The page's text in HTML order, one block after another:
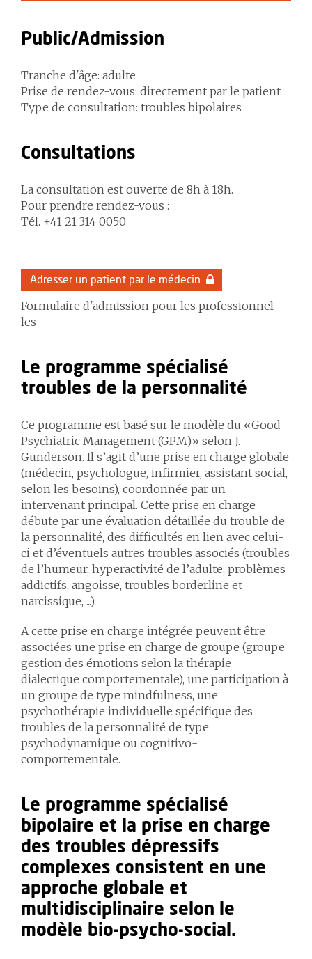
Public/Admission
Tranche d'âge: adulte
Prise de rendez-vous: directement par le patient
Type de consultation: troubles bipolaires
Consultations
La consultation est ouverte de 8h à 18h.
Pour prendre rendez-vous :
Tél. +41 21 314 0050
Adresser un patient par le médecin
Formulaire d'admission pour les professionnel-
les
Le programme spécialisé
troubles de la personnalité
Ce programme est basé sur le modèle du «Good
Psychiatric Management (GPM)» selon J.
Gunderson. Il s’agit d’une prise en charge globale
(médecin, psychologue, infirmier, assistant social,
selon les besoins), coordonnée par un
intervenant principal. Cette prise en charge
débute par une évaluation détaillée du trouble de
la personnalité, des difficultés en lien avec celui-
ci et d’éventuels autres troubles associés (troubles
de l’humeur, hyperactivité de l’adulte, problèmes
addictifs, angoisse, troubles borderline et
narcissique, ...).
A cette prise en charge intégrée peuvent être
associées une prise en charge de groupe (groupe
gestion des émotions selon la thérapie
dialectique comportementale), une participation à
un groupe de type mindfulness, une
psychothérapie individuelle spécifique des
troubles de la personnalité de type
psychodynamique ou cognitivo-
comportementale.
Le programme spécialisé
bipolaire et la prise en charge
des troubles dépressifs
complexes consistent en une
approche globale et
multidisciplinaire selon le
modèle bio-psycho-social.